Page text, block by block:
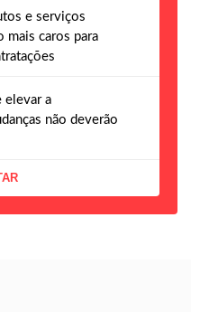
e serviços
mais caros para
elevar a
não deverão